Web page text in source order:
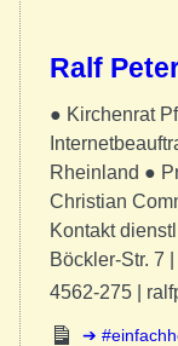
Ralf
● Kirchenrat
Rheinland ●
Christian
Kontakt
Böckler-Str. 7
4562-275 |